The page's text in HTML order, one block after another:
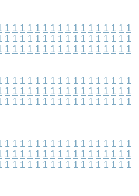
1 1 1 1 1 1 1 1 1 1 1 1 1 1 1 1 1
1 1 1 1 1 1 1 1 1 1 1 1 1 1 1 1 1
1 1 1 1 1 1 1 1 1 1 1 1 1 1 1 1 1
1 1 1 1 1 1 1 1 1 1 1 1 1 1 1 1 1
1 1 1 1 1 1 1 1 1 1 1 1 1 1 1 1 1
1 1 1 1 1 1 1 1 1 1 1 1 1 1 1 1 1
1 1 1 1 1 1 1 1 1 1 1 1 1 1 1 1 1
1 1 1 1 1 1 1 1 1 1 1 1 1 1 1 1 1
1 1 1 1 1 1 1 1 1 1 1 1 1 1 1 1 1